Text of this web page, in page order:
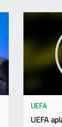
UEFA
UEFA